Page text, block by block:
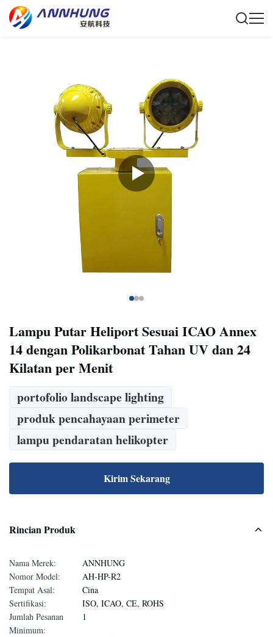
Lampu Putar Heliport Sesuai ICAO Annex
14 dengan Polikarbonat Tahan UV dan 24
Kilatan per Menit
portofolio landscape lighting
produk pencahayaan perimeter
lampu pendaratan helikopter
Kirim Sekarang
Rincian Produk
Nama Merek:
ANNHUNG
Nomor Model:
AH-HP-R2
Tempat Asal:
Cina
Sertifikasi:
ISO, ICAO, CE, ROHS
Jumlah Pesanan
Minimum:
1